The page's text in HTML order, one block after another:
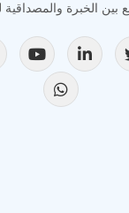
الخبرة والمصداقية